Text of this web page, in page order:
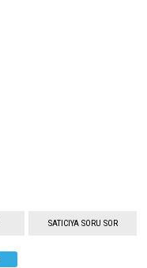
SATICIYA SORU SOR